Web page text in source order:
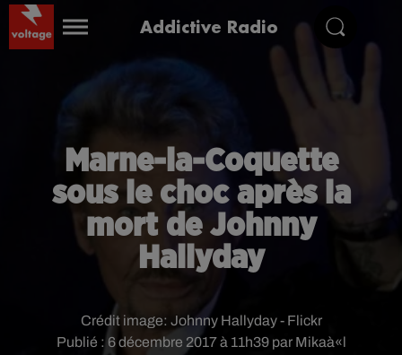
Addictive Radio
Marne-la-Coquette
sous le choc après la
mort de Johnny
Hallyday
Publié : 6 décembre 2017 à 11h39 par Mikaà«l
Crédit image: Johnny Hallyday - Flickr